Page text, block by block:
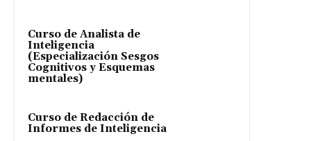
Curso de Analista de
Inteligencia
(Especialización Sesgos
Cognitivos y Esquemas
mentales)
Curso de Redacción de
Informes de Inteligencia